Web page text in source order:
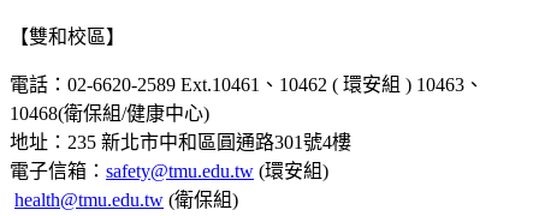
【雙和校區】
電話：02-6620-2589 Ext.10461、10462 ( 環安組 ) 10463、
10468(衛保組/健康中心)
地址：235 新北市中和區圓通路301號4樓
電子信箱： safety@tmu.edu.tw (環安組)
health@tmu.edu.tw (衛保組)